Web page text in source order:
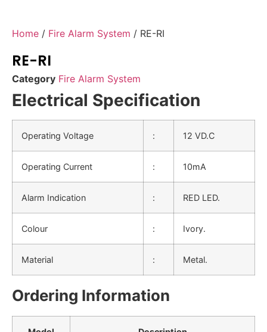
Home / Fire Alarm System / RE-RI
RE-RI
Category Fire Alarm System
Electrical Specification
Operating Voltage : 12 VD.C
Operating Current : 10mA
Alarm Indication : RED LED.
Colour : Ivory.
Material : Metal.
Ordering Information